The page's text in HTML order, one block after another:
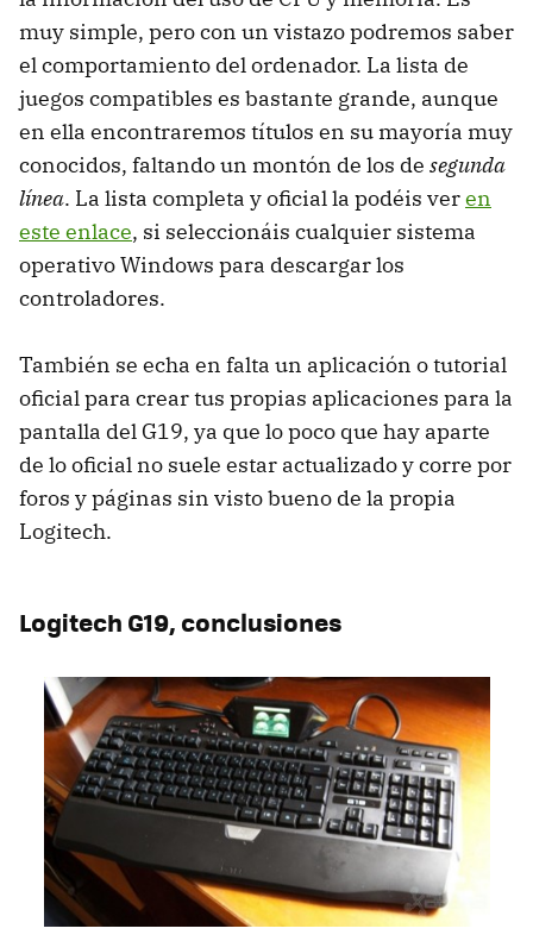
muy simple, pero con un vistazo podremos saber
el comportamiento del ordenador. La lista de
juegos compatibles es bastante grande, aunque
en ella encontraremos títulos en su mayoría muy
conocidos, faltando un montón de los de segunda
línea. La lista completa y oficial la podéis veren
este enlace, si seleccionáis cualquier sistema
operativo Windows para descargar los
controladores.
También se echa en falta un aplicación o tutorial
oficial para crear tus propias aplicaciones para la
pantalla del G19, ya que lo poco que hay aparte
de lo oficial no suele estar actualizado y corre por
foros y páginas sin visto bueno de la propia
Logitech.
Logitech G19, conclusiones